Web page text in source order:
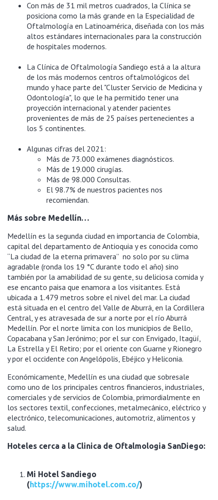
Con más de 31 mil metros cuadrados, la Clínica se
posiciona como la más grande en la Especialidad de
Oftalmología en Latinoamérica, diseñada con los más
altos estándares internacionales para la construcción
de hospitales modernos.
La Clínica de Oftalmología Sandiego está a la altura
de los más modernos centros oftalmológicos del
mundo y hace parte del "Cluster Servicio de Medicina y
Odontología", lo que le ha permitido tener una
proyección internacional y atender pacientes
provenientes de más de 25 países pertenecientes a
los 5 continentes.
Algunas cifras del 2021:
Más de 73.000 exámenes diagnósticos.
Más de 19.000 cirugías.
Más de 98.000 Consultas.
El 98.7% de nuestros pacientes nos
recomiendan.
Más sobre Medellín…
Medellín es la segunda ciudad en importancia de Colombia,
capital del departamento de Antioquia y es conocida como
“La ciudad de la eterna primavera” no solo por su clima
agradable (ronda los 19 °C durante todo el año) sino
también por la amabilidad de su gente, su deliciosa comida y
ese encanto paisa que enamora a los visitantes. Está
ubicada a 1.479 metros sobre el nivel del mar. La ciudad
está situada en el centro del Valle de Aburrá, en la Cordillera
Central, y es atravesada de sur a norte por el río Aburrá
Medellín. Por el norte limita con los municipios de Bello,
Copacabana y San Jerónimo; por el sur con Envigado, Itagüí,
La Estrella y El Retiro; por el oriente con Guarne y Rionegro
y por el occidente con Angelópolis, Ebéjico y Heliconia.
Económicamente, Medellín es una ciudad que sobresale
como uno de los principales centros financieros, industriales,
comerciales y de servicios de Colombia, primordialmente en
los sectores textil, confecciones, metalmecánico, eléctrico y
electrónico, telecomunicaciones, automotriz, alimentos y
salud.
Hoteles cerca a la Clinica de Oftalmologia SanDiego:
Mi Hotel Sandiego
(https://www.mihotel.com.co/)